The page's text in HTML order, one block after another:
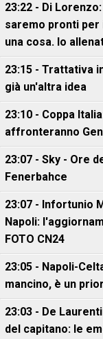
23:22 - Di
saremo pronti per
una cosa. Io
23:15 - Trattativa
già un'altra idea
23:10 - Coppa
affronteranno
23:07 - Sky - Ore
Fenerbahce
23:07 - Infortunio
Napoli:
FOTO CN24
23:05 - Napoli-
mancino, è un
23:03 - De
del capitano: le